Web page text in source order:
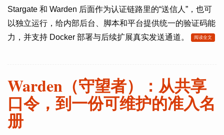
Stargate 和 Warden 后面作为认证链路里的“送信人”，也可
以独立运行，给内部后台、脚本和平台提供统一的验证码能
力，并支持 Docker 部署与后续扩展真实发送通道。
阅读全文
Warden（守望者）：从共享
口令，到一份可维护的准入名
册